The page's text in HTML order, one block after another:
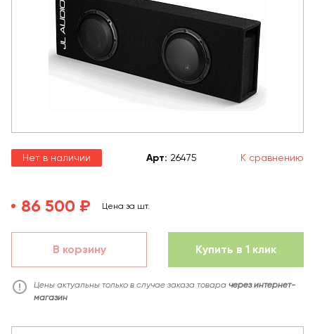
Нет в наличии Арт: 26475 К сравнению
86 500 ₽ Цена за шт.
В корзину Купить в 1 клик
Цены актуальны только в случае заказа товара через интернет-
магазин